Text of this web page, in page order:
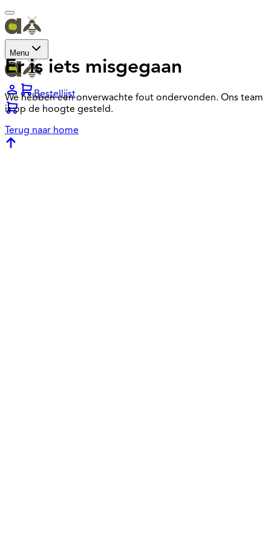
Menu
Bestellijst
Er is iets misgegaan
We hebben een onverwachte fout ondervonden. Ons team
is op de hoogte gesteld.
Terug naar home